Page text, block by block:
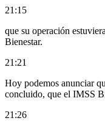
21:15
que su operación
Bienestar.
21:21
Hoy podemos anunciar
concluido, que el IMSS
21:26